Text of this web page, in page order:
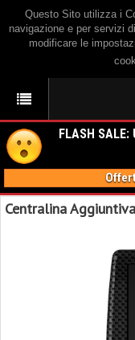
Questo Sito utilizza i
navigazione e per servizi
modificare le
FLASH
Centralina